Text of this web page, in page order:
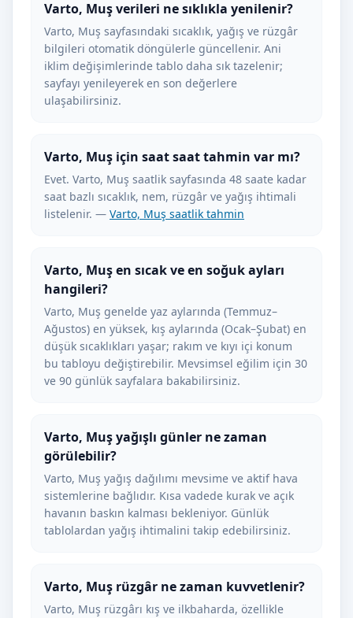
Varto, Muş verileri ne sıklıkla yenilenir?
Varto, Muş sayfasındaki sıcaklık, yağış ve rüzgâr
bilgileri otomatik döngülerle güncellenir. Ani
iklim değişimlerinde tablo daha sık tazelenir;
sayfayı yenileyerek en son değerlere
ulaşabilirsiniz.
Varto, Muş için saat saat tahmin var mı?
Evet. Varto, Muş saatlik sayfasında 48 saate kadar
saat bazlı sıcaklık, nem, rüzgâr ve yağış ihtimali
listelenir. — Varto, Muş saatlik tahmin
Varto, Muş en sıcak ve en soğuk ayları
hangileri?
Varto, Muş genelde yaz aylarında (Temmuz–
Ağustos) en yüksek, kış aylarında (Ocak–Şubat) en
düşük sıcaklıkları yaşar; rakım ve kıyı içi konum
bu tabloyu değiştirebilir. Mevsimsel eğilim için 30
ve 90 günlük sayfalara bakabilirsiniz.
Varto, Muş yağışlı günler ne zaman
görülebilir?
Varto, Muş yağış dağılımı mevsime ve aktif hava
sistemlerine bağlıdır. Kısa vadede kurak ve açık
havanın baskın kalması bekleniyor. Günlük
tablolardan yağış ihtimalini takip edebilirsiniz.
Varto, Muş rüzgâr ne zaman kuvvetlenir?
Varto, Muş rüzgârı kış ve ilkbaharda, özellikle